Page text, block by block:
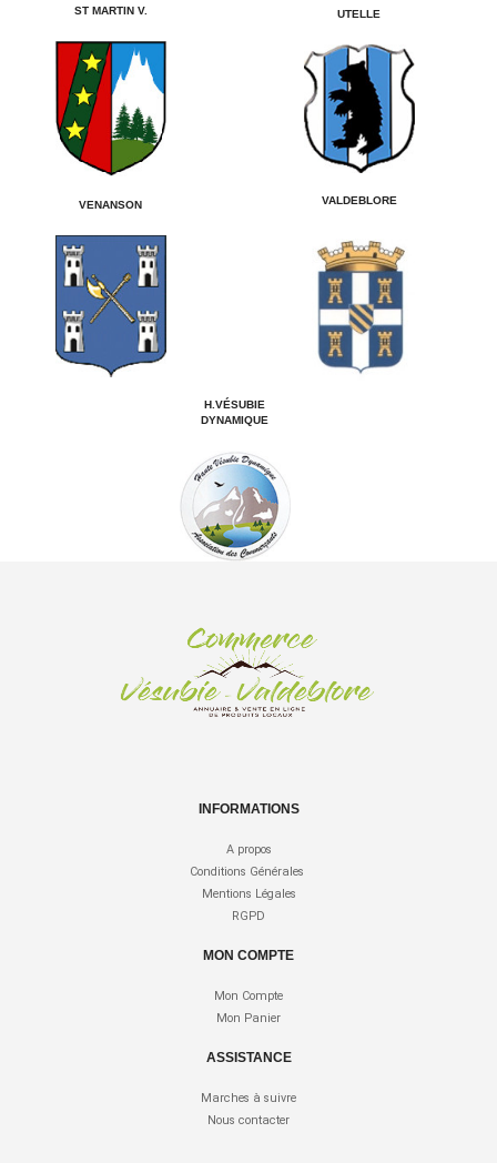
ST MARTIN V. UTELLE
VENANSON VALDEBLORE
H.VÉSUBIE
DYNAMIQUE
INFORMATIONS
A propos
Conditions Générales
Mentions Légales
RGPD
MON COMPTE
Mon Compte
Mon Panier
ASSISTANCE
Marches à suivre
Nous contacter